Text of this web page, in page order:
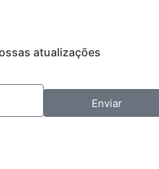
atualizações
Enviar